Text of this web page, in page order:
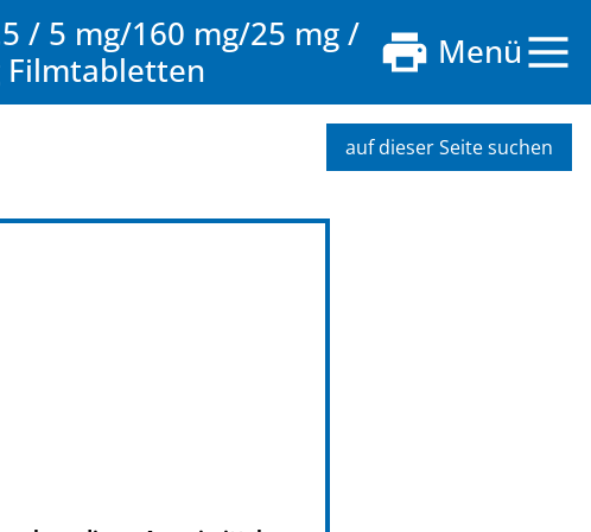
/ 5 mg/160 mg/25 mg /
Filmtabletten
Menü
auf dieser Seite suchen